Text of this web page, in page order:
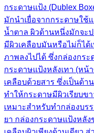
กระดาษแป้ง (Dublex
มักนำเยื่อจากกระดาษใช้
น้ำตาล ผิวด้านหนึ่งมักจะ
มีผิวเคลือบมันหรือไม่ก็ได้
ภาพลงไปได้ ซึ่งกล่องกร
กระดาษแป้งหลังเทา (หน้
เคลือบด้วยสาร ซึ่งเป็นด้
ทำให้กระดาษมีผิวเรียบ
เหมาะสำหรับทำกล่องบ
ยา กล่องกระดาษแป้งหลั